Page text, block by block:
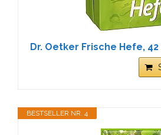
Dr. Oetker Frische Hefe, 42
BESTSELLER NR. 4